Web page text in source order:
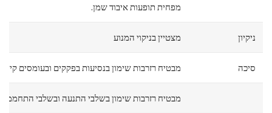
מפחית תופעות איבוד שמן.
ניקיון מצטיין בניקוי המנוע
סיכה מבטיח רזרבות שימון בנסיעות בפקקים ובעומסים
מבטיח רזרבות שימון בשלבי התנעה ובשלבי